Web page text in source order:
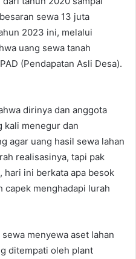
sewa 13 juta
2023 ini, melalui
uang sewa tanah
(Pendapatan Asli Desa).
dirinya dan anggota
kali menegur dan
agar uang hasil sewa lahan
realisasinya, tapi pak
hari ini berkata apa besok
capek menghadapi lurah
menyewa aset lahan
ditempati oleh plant